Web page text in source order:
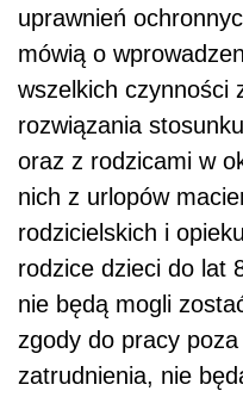
uprawnień
mówią o
wszelkich czynności
rozwiązania
oraz z rodzicami w
nich z urlopów
rodzicielskich i
rodzice dzieci do lat
nie będą mogli
zgody do pracy poza
zatrudnienia, nie